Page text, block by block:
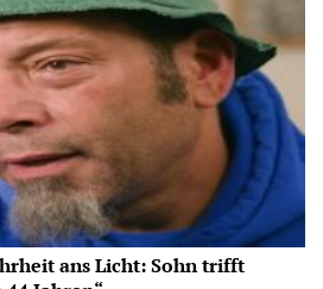
ans Licht: Sohn trifft